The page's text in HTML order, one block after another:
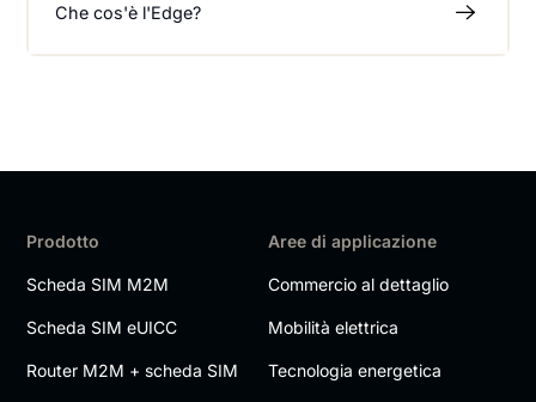
Che cos'è l'Edge?
Prodotto
Scheda SIM M2M
Scheda SIM eUICC
Router M2M + scheda SIM
Aree di applicazione
Commercio al dettaglio
Mobilità elettrica
Tecnologia energetica